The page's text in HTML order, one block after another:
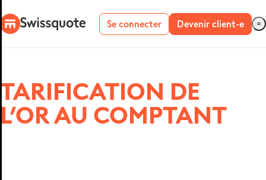
Se connecter
Plateformes Forex
Devenir client-e
TARIFICATION DE
L’OR AU COMPTANT